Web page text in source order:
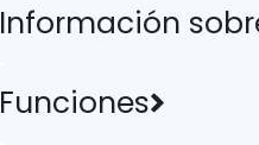
Información
Funciones